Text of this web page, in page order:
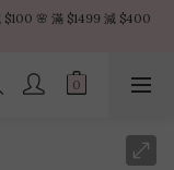
🌸 滿 $1499 減 $400
🌸 滿 $1499 減 $400